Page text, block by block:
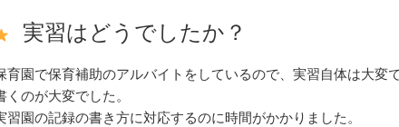
実習はどうでしたか？
育園で保育補助のアルバイトをしているので、実習自体は大変
くのが大変でした。
習園の記録の書き方に対応するのに時間がかかりました。